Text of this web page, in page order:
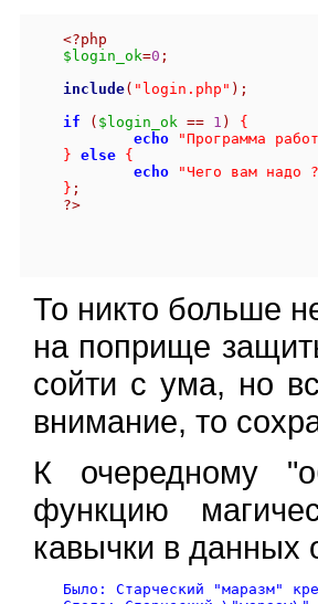
<?php
$login_ok=0 ;
include( "login.php" );
if
( $login_ok == 1 )
{
echo
"Программа
} else {
echo
"Чего вам надо
} ;
?>
То никто больше
на поприще
сойти с ума, но
внимание, то
К очередному
функцию
кавычки в данных
Было: Старческий "маразм"